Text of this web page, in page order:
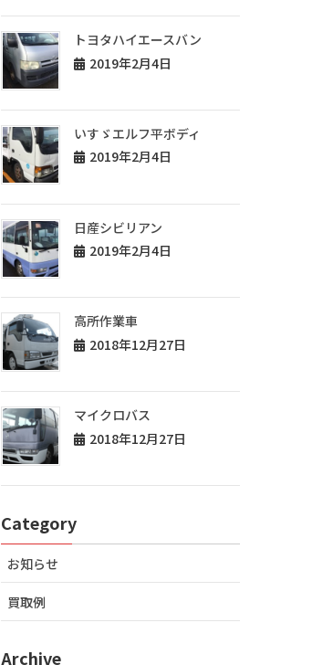
トヨタハイエースバン
2019年2月4日
いすゞエルフ平ボディ
2019年2月4日
日産シビリアン
2019年2月4日
高所作業車
2018年12月27日
マイクロバス
2018年12月27日
Category
お知らせ
買取例
Archive